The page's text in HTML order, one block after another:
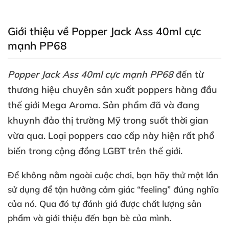
Giới thiệu về Popper Jack Ass 40ml cực
mạnh PP68
Popper Jack Ass 40ml cực mạnh PP68đến từ
thương hiệu chuyên sản xuất poppers hàng đầu
thế giới Mega Aroma. Sản phẩm đã và đang
khuynh đảo thị trường Mỹ trong suốt thời gian
vừa qua. Loại poppers cao cấp này hiện rất phổ
biến trong cộng đồng LGBT trên thế giới.
Để không nằm ngoài cuộc chơi, bạn hãy thử một lần
sử dụng để tận hưởng cảm giác “feeling” đúng nghĩa
của nó. Qua đó tự đánh giá được chất lượng sản
phẩm và giới thiệu đến bạn bè của mình.